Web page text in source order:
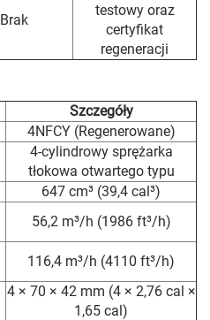
Brak
testowy oraz
certyfikat
regeneracji
Szczegóły
4NFCY (Regenerowane)
4-cylindrowy sprężarka
tłokowa otwartego typu
647 cm³ (39,4 cal³)
56,2 m³/h (1986 ft³/h)
116,4 m³/h (4110 ft³/h)
4 × 70 × 42 mm (4 × 2,76 cal ×
1,65 cal)